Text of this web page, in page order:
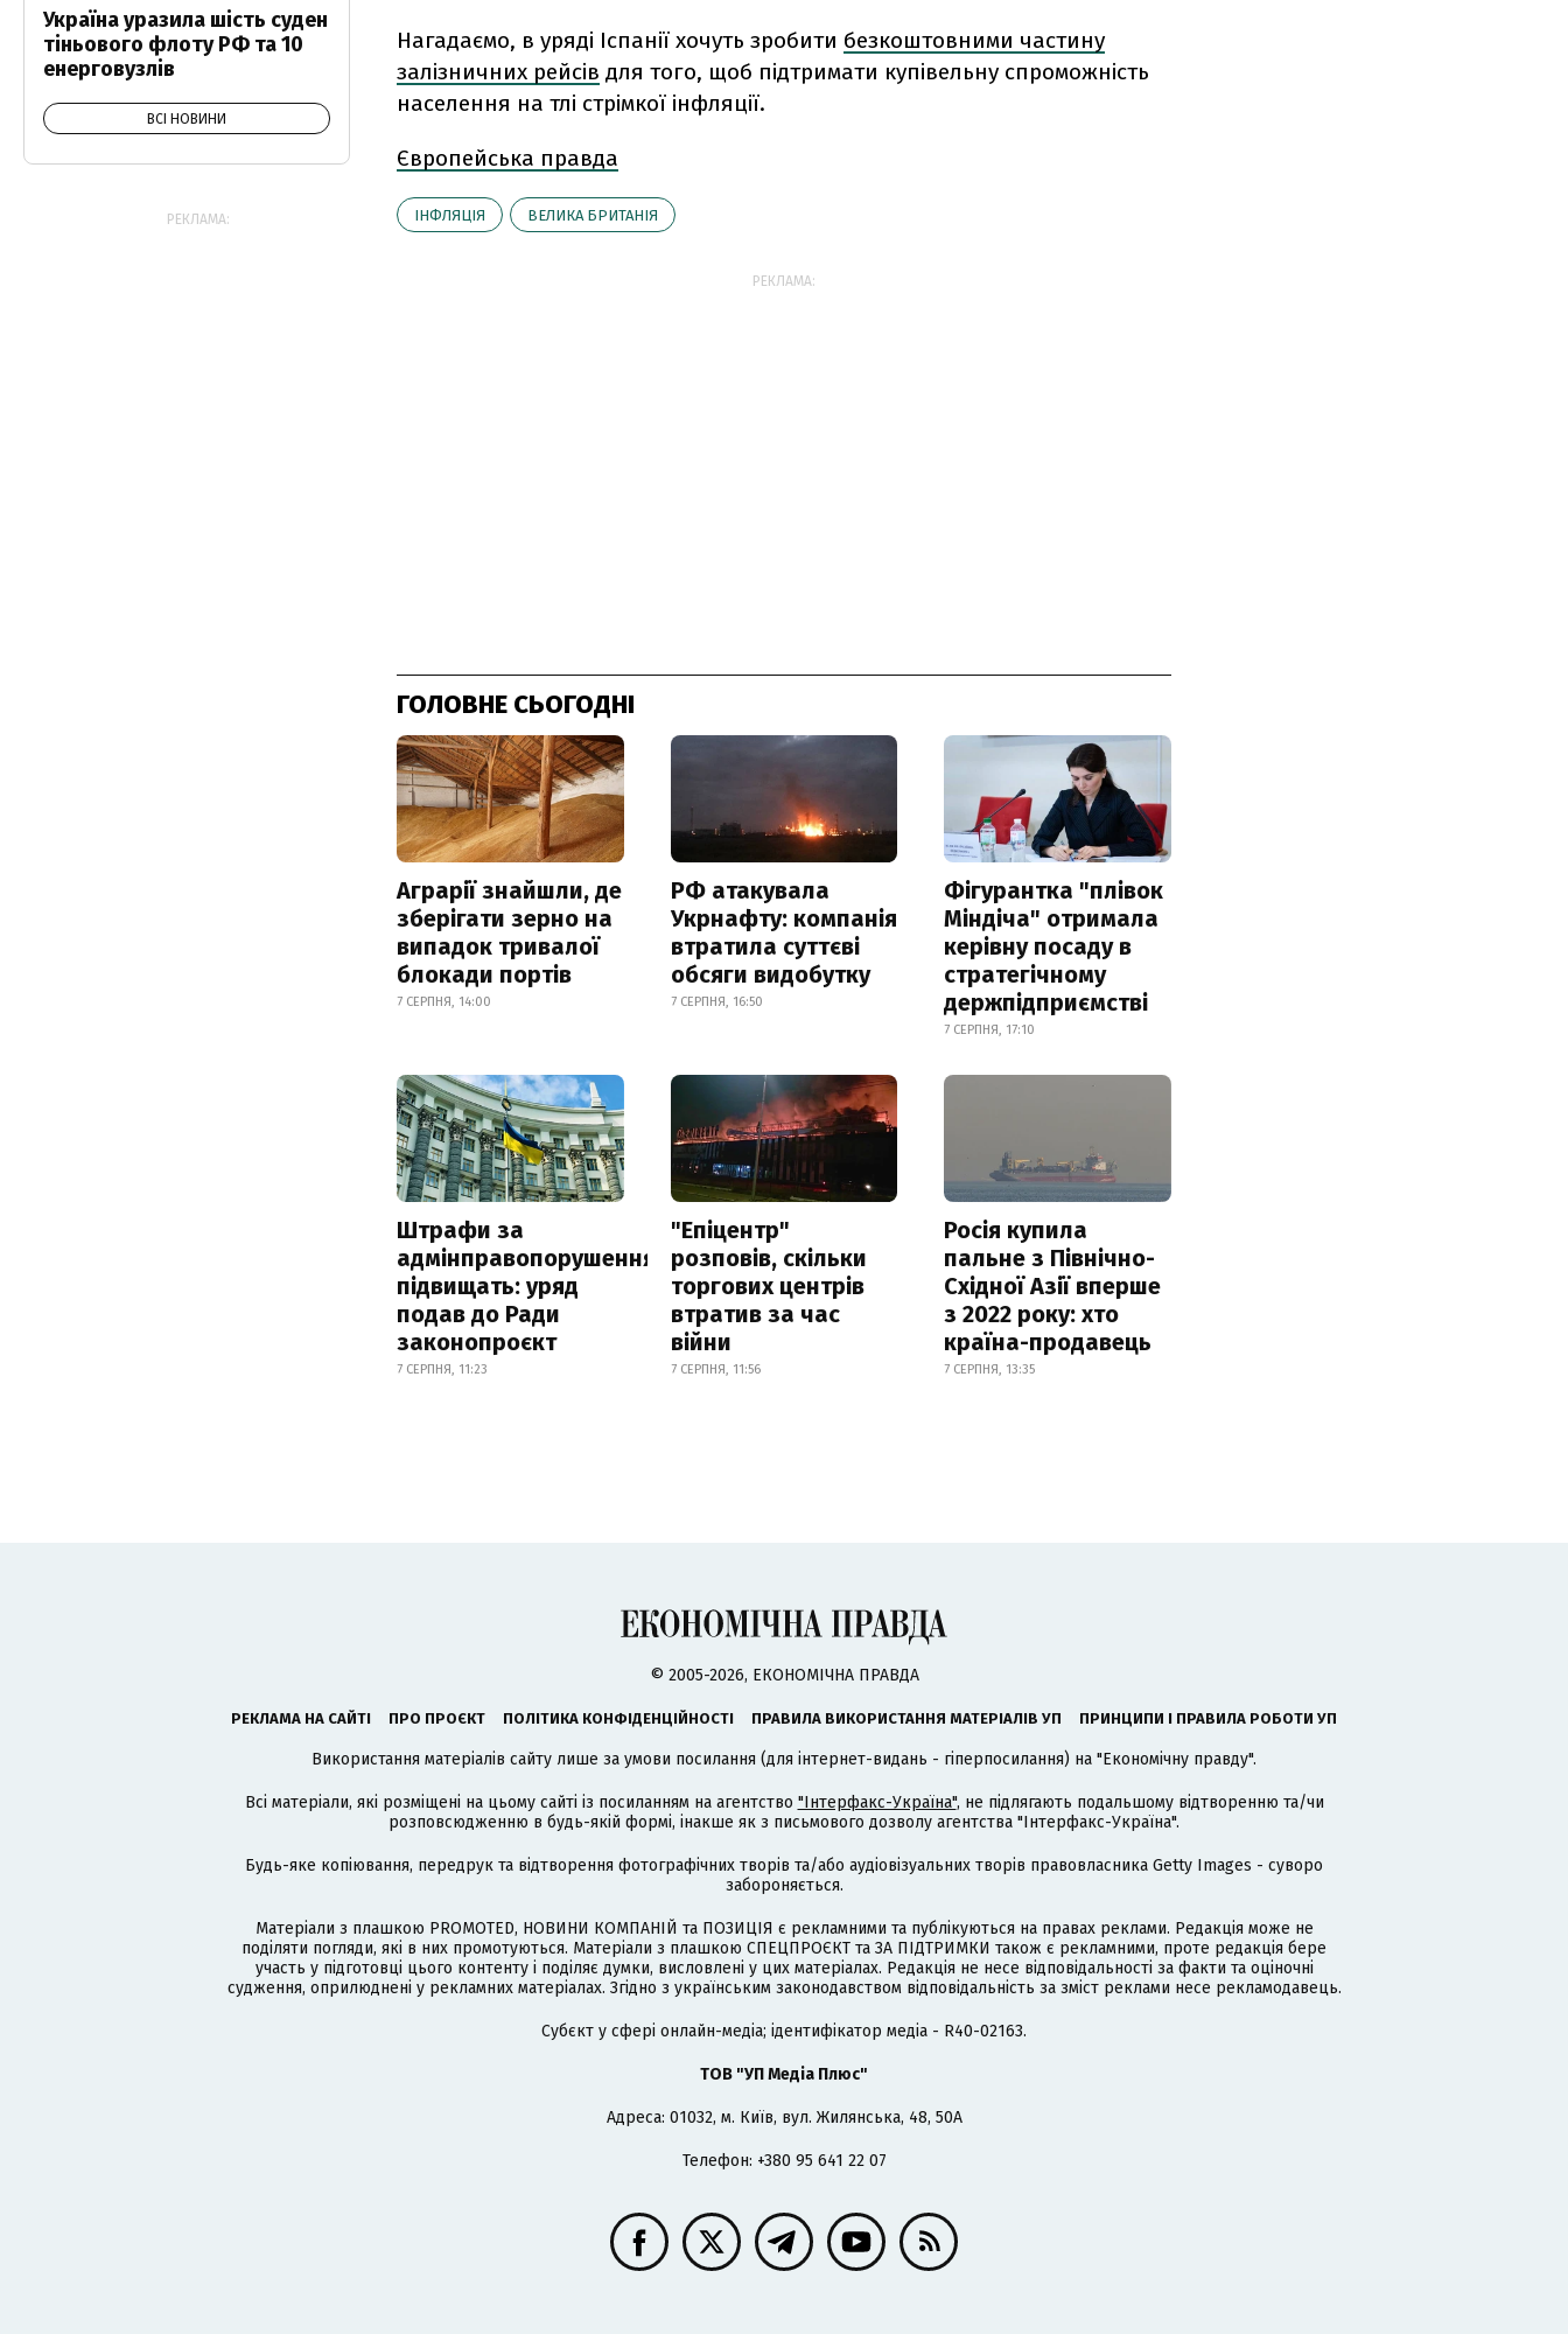
Нагадаємо, в уряді Іспанії хочуть зробити безкоштовними частину
залізничних рейсів для того, щоб підтримати купівельну спроможність
населення на тлі стрімкої інфляції.
Європейська правда
ІНФЛЯЦІЯ ВЕЛИКА БРИТАНІЯ
РЕКЛАМА:
ГОЛОВНЕ СЬОГОДНІ
Аграрії знайшли, де
зберігати зерно на
випадок тривалої
блокади портів
7 СЕРПНЯ, 14:00
РФ атакувала
Укрнафту: компанія
втратила суттєві
обсяги видобутку
7 СЕРПНЯ, 16:50
Фігурантка "плівок
Міндіча" отримала
керівну посаду в
стратегічному
держпідприємстві
7 СЕРПНЯ, 17:10
Штрафи за
адмінправопорушення
підвищать: уряд
подав до Ради
законопроєкт
7 СЕРПНЯ, 11:23
"Епіцентр"
розповів, скільки
торгових центрів
втратив за час
війни
7 СЕРПНЯ, 11:56
Росія купила
пальне з Північно-
Східної Азії вперше
з 2022 року: хто
країна-продавець
7 СЕРПНЯ, 13:35
Україна уразила шість суден
тіньового флоту РФ та 10
енерговузлів
ВСІ НОВИНИ
РЕКЛАМА:
© 2005-2026, ЕКОНОМІЧНА ПРАВДА
РЕКЛАМА НА САЙТІ ПРО ПРОЄКТ ПОЛІТИКА КОНФІДЕНЦІЙНОСТІ ПРАВИЛА ВИКОРИСТАННЯ МАТЕРІАЛІВ УП ПРИНЦИПИ І ПРАВИЛА РОБОТИ УП
Використання матеріалів сайту лише за умови посилання (для інтернет-видань - гіперпосилання) на "Економічну правду".
Всі матеріали, які розміщені на цьому сайті із посиланням на агентство "Інтерфакс-Україна", не підлягають подальшому відтворенню та/чи
розповсюдженню в будь-якій формі, інакше як з письмового дозволу агентства "Інтерфакс-Україна".
Будь-яке копіювання, передрук та відтворення фотографічних творів та/або аудіовізуальних творів правовласника Getty Images - суворо
забороняється.
Матеріали з плашкою PROMOTED, НОВИНИ КОМПАНІЙ та ПОЗИЦІЯ є рекламними та публікуються на правах реклами. Редакція може не
поділяти погляди, які в них промотуються. Матеріали з плашкою СПЕЦПРОЄКТ та ЗА ПІДТРИМКИ також є рекламними, проте редакція бере
участь у підготовці цього контенту і поділяє думки, висловлені у цих матеріалах. Редакція не несе відповідальності за факти та оціночні
судження, оприлюднені у рекламних матеріалах. Згідно з українським законодавством відповідальність за зміст реклами несе рекламодавець.
Cубєкт у сфері онлайн-медіа; ідентифікатор медіа - R40-02163.
ТОВ "УП Медіа Плюс"
Адреса: 01032, м. Київ, вул. Жилянська, 48, 50А
Телефон: +380 95 641 22 07